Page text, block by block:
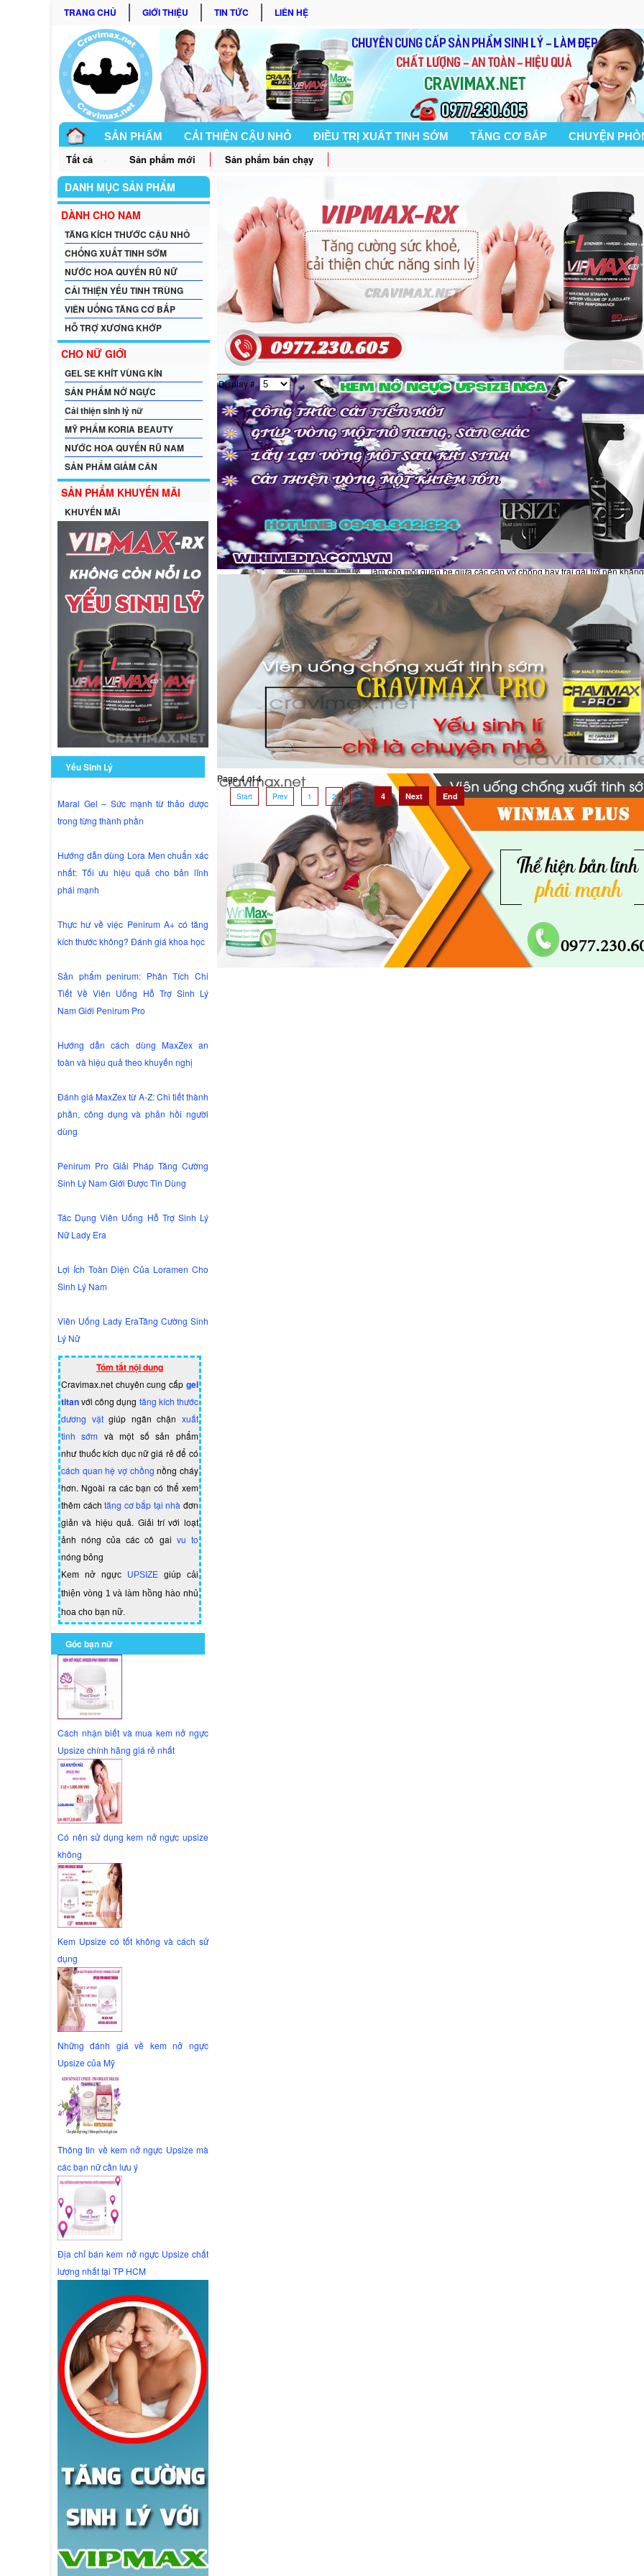
TRANG CHỦ GIỚI THIỆU TIN TỨC LIÊN HỆ
SẢN PHẨM CẢI THIỆN CẬU NHỎ ĐIỀU TRỊ XUẤT TINH SỚM TĂNG CƠ BẮP CHUYỆN
GÓC BẠN NỮ
Tất cả Sản phẩm mới Sản phẩm bán chạy
DANH MỤC SẢN PHẨM
DÀNH CHO NAM
TĂNG KÍCH THƯỚC CẬU NHỎ
CHỐNG XUẤT TINH SỚM
NƯỚC HOA QUYẾN RŨ NỮ
CẢI THIỆN YẾU TINH TRÙNG
VIÊN UỐNG TĂNG CƠ BẮP
HỖ TRỢ XƯƠNG KHỚP
CHO NỮ GIỚI
GEL SE KHÍT VÙNG KÍN
SẢN PHẨM NỞ NGỰC
Cải thiện sinh lý nữ
MỸ PHẨM KORIA BEAUTY
NƯỚC HOA QUYẾN RŨ NAM
SẢN PHẨM GIẢM CÂN
SẢN PHẨM KHUYẾN MÃI
KHUYẾN MÃI
Yếu Sinh Lý
Maral Gel – Sức mạnh từ thảo dược
trong từng thành phần
Hướng dẫn dùng Lora Men chuẩn xác
nhất: Tối ưu hiệu quả cho bản lĩnh
phái mạnh
Thực hư về việc Penirum A+ có tăng
kích thước không? Đánh giá khoa học
Sản phẩm penirum: Phân Tích Chi
Tiết Về Viên Uống Hỗ Trợ Sinh Lý
Nam Giới Penirum Pro
Hướng dẫn cách dùng MaxZex an
toàn và hiệu quả theo khuyến nghị
Đánh giá MaxZex từ A-Z: Chi tiết thành
phần, công dụng và phản hồi người
dùng
Penirum Pro Giải Pháp Tăng Cường
Sinh Lý Nam Giới Được Tin Dùng
Tác Dụng Viên Uống Hỗ Trợ Sinh Lý
Nữ Lady Era
Lợi Ích Toàn Diện Của Loramen Cho
Sinh Lý Nam
Viên Uống Lady EraTăng Cường Sinh
Lý Nữ
Tóm tắt nội dung
Cravimax.net chuyên cung cấp gel
titanvới công dụng tăng kích thước
dương vậtgiúp ngăn chặn xuất
tinh sớm và một số sản phẩm
nhưthuốc kích dục nữ giá rẻđể có
cách quan hệ vợ chồng nồng cháy
hơn. Ngoài ra các bạn có thể xem
thêm cáchtăng cơ bắp tại nhà đơn
giản và hiệu quả. Giải trí với loạt
ảnh nóng của các cô gai vu to
nóng bỏng
Kem nở ngực UPSIZEgiúp cải
thiện vòng 1 và làm hồng hào nhủ
hoa cho bạn nữ.
Góc bạn nữ
Cách nhận biết và mua kem nở ngực
Upsize chính hãng giá rẻ nhất
Có nên sử dụng kem nở ngực upsize
không
Kem Upsize có tốt không và cách sử
dụng
Những đánh giá về kem nở ngực
Upsize của Mỹ
Thông tin về kem nở ngực Upsize mà
các bạn nữ cần lưu ý
Địa chỉ bán kem nở ngực Upsize chất
lượng nhất tại TP HCM
Display #
Thông tin mới nhất về nước hoa kích thích phụ nữ
Nước hoa kích thích phụ nữ là một trong những mối lo ngại của không
người và nhất là ở nữ giới. Rất nhiều người muốn tìm hiểu để sử dụng
phẩm nhưng thực chất chúng ta hay hiểu sai về loại nước
Quyến rũ phái đẹp bằng hương nước hoa pheromone
Xét về mặt nào đó thì nước hoa kích dục nữ là một giải pháp tốt trong
làm cho mối quan hệ giữa các cặp vợ chồng hay trai gái trở nên khắng
khít hơn và hạnh phúc hơn. Vì trong cuộc sống có thể vì một lý do nào
Nước hoa kích thích ham muốn quan hệ tình dục
Nước hoa kích thích ham muốn tình dục tính đến thời điểm hiện tại
hẳn không còn quá xa lạ với chúng ta nữa. Đ
Page 4 of 4
Start Prev 1 2 3 4 Next End